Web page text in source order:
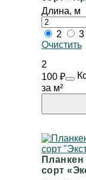
Длина, м
2 3
Очистить
2
100 ₽
за м²
сорт